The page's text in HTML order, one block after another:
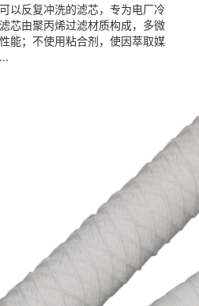
以反复冲洗的滤芯，专为电厂冷
芯由聚丙烯过滤材质构成，多微
能；不使用粘合剂，使因萃取媒